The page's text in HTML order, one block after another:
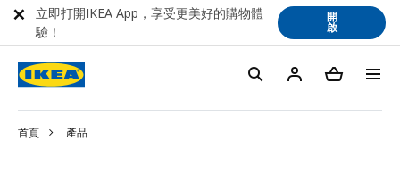
首頁 產品
立即打開IKEA App，享受更美好的購物體
驗！
開
啟